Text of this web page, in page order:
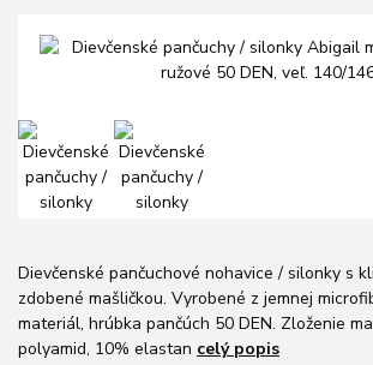
Dievčenské pančuchové nohavice / silonky s
zdobené mašličkou. Vyrobené z jemnej
materiál, hrúbka pančúch 50 DEN. Zloženie
polyamid, 10% elastan celý popis